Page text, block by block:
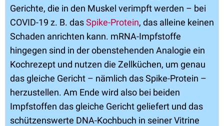
Gerichte, die in den Muskel verimpft werden – bei
COVID-19 z. B. dasSpike-Protein, das alleine keinen
Schaden anrichten kann. mRNA-Impfstoffe
hingegen sind in der obenstehenden Analogie ein
Kochrezept und nutzen die Zellküchen, um genau
das gleiche Gericht – nämlich das Spike-Protein –
herzustellen. Am Ende wird also bei beiden
Impfstoffen das gleiche Gericht geliefert und das
schützenswerte DNA-Kochbuch in seiner Vitrine